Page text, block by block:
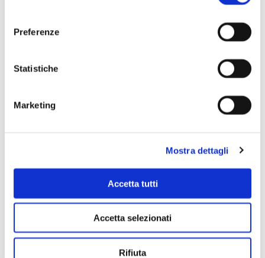
Preferenze
Statistiche
Marketing
Mostra dettagli
Accetta tutti
Accetta selezionati
Rifiuta